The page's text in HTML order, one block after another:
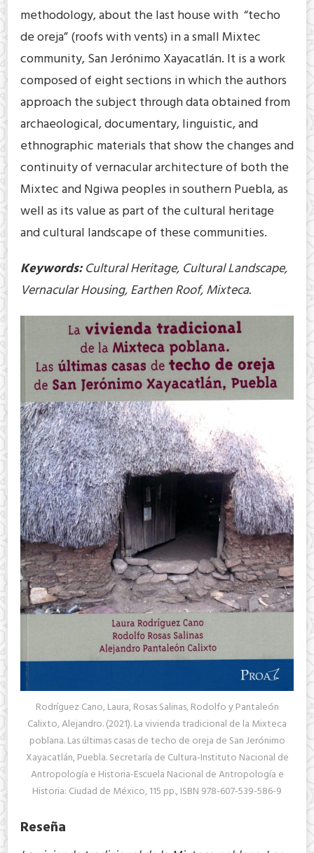
methodology, about the last house with “techo
de oreja” (roofs with vents) in a small Mixtec
community, San Jerónimo Xayacatlán. It is a work
composed of eight sections in which the authors
approach the subject through data obtained from
archaeological, documentary, linguistic, and
ethnographic materials that show the changes and
continuity of vernacular architecture of both the
Mixtec and Ngiwa peoples in southern Puebla, as
well as its value as part of the cultural heritage
and cultural landscape of these communities.
Keywords:Cultural Heritage, Cultural Landscape,
Vernacular Housing, Earthen Roof, Mixteca.
Rodríguez Cano, Laura, Rosas Salinas, Rodolfo y Pantaleón
Calixto, Alejandro. (2021). La vivienda tradicional de la Mixteca
poblana. Las últimas casas de techo de oreja de San Jerónimo
Xayacatlán, Puebla. Secretaría de Cultura-Instituto Nacional de
Antropología e Historia-Escuela Nacional de Antropología e
Historia: Ciudad de México, 115 pp., ISBN 978-607-539-586-9
Reseña